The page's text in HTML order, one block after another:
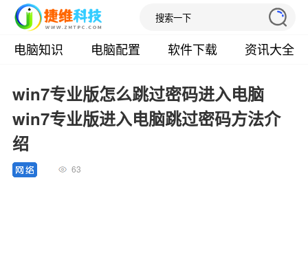
电脑知识 电脑配置 软件下载 资讯大全
win7专业版怎么跳过密码进入电脑
win7专业版进入电脑跳过密码方法介
绍
63